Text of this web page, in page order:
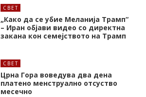
СВЕТ
„Како да се убие Меланија Трамп“
– Иран објави видео со директна
закана кон семејството на Трамп
СВЕТ
Црна Гора воведува два дена
платено менструално отсуство
месечно